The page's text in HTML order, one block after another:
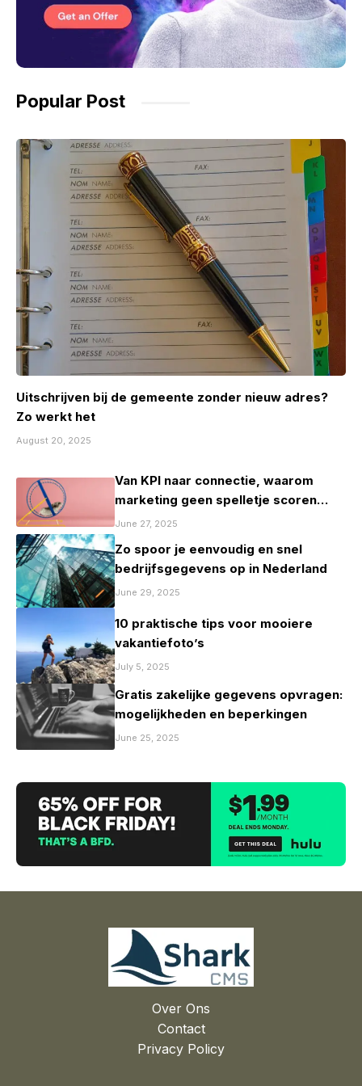
Popular Post
Uitschrijven bij de gemeente zonder nieuw adres?
Zo werkt het
August 20, 2025
Van KPI naar connectie, waarom
marketing geen spelletje scoren
mag zijn
June 27, 2025
Zo spoor je eenvoudig en snel
bedrijfsgegevens op in Nederland
June 29, 2025
10 praktische tips voor mooiere
vakantiefoto’s
July 5, 2025
Gratis zakelijke gegevens opvragen:
mogelijkheden en beperkingen
June 25, 2025
Over Ons
Contact
Privacy Policy